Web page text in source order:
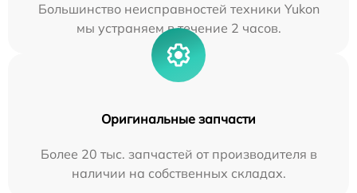
Большинство неисправностей техники Yukon
мы устраняем в течение 2 часов.
Оригинальные запчасти
Более 20 тыс. запчастей от производителя в
наличии на собственных складах.